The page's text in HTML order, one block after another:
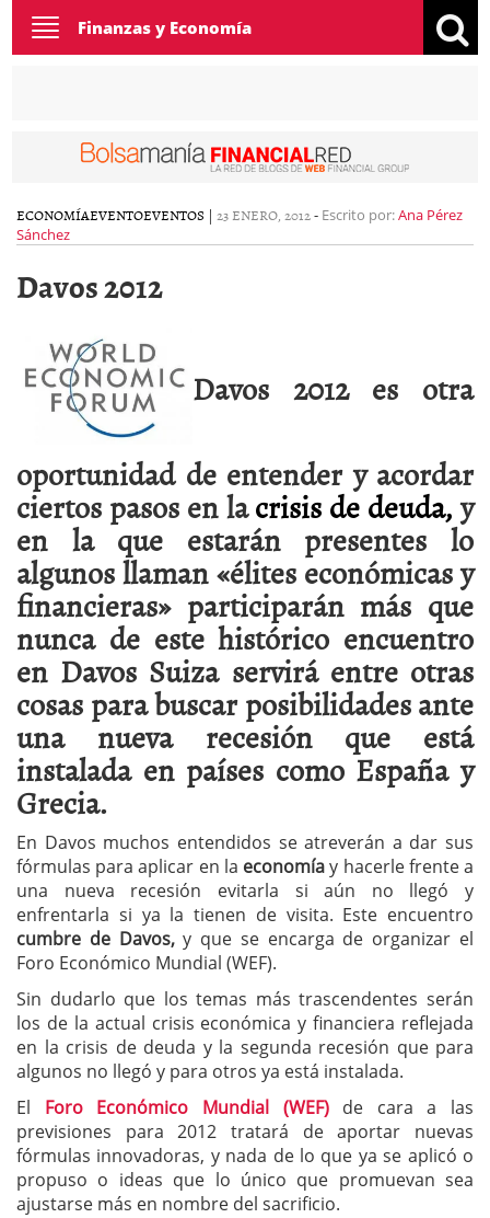
Toggle
navigation
Finanzas y Economía
ECONOMÍAEVENTOEVENTOS | 23 ENERO, 2012- Escrito por:Ana Pérez
Sánchez
Davos 2012
Davos 2012 es otra
oportunidad de entender y acordar
ciertos pasos en lacrisis de deuda,y
en la que estarán presentes lo
algunos llaman «élites económicas y
financieras» participarán más que
nunca de este histórico encuentro
en Davos Suiza servirá entre otras
cosas para buscar posibilidades ante
una nueva recesión que está
instalada en países como España y
Grecia.
En Davos muchos entendidos se atreverán a dar sus
fórmulas para aplicar en la economíay hacerle frente a
una nueva recesión evitarla si aún no llegó y
enfrentarla si ya la tienen de visita. Este encuentro
cumbre de Davos,y que se encarga de organizar el
Foro Económico Mundial (WEF).
Sin dudarlo que los temas más trascendentes serán
los de la actual crisis económica y financiera reflejada
en la crisis de deuda y la segunda recesión que para
algunos no llegó y para otros ya está instalada.
El
Foro Económico Mundial (WEF)
de cara a las
previsiones para 2012 tratará de aportar nuevas
fórmulas innovadoras, y nada de lo que ya se aplicó o
propuso o ideas que lo único que promuevan sea
ajustarse más en nombre del sacrificio.